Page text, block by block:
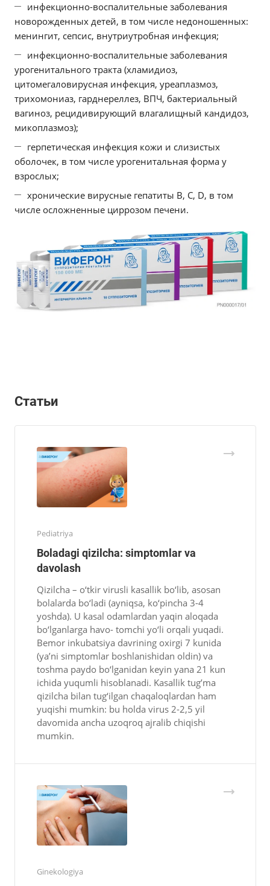
инфекционно-воспалительные заболевания
новорожденных детей, в том числе недоношенных:
менингит, сепсис, внутриутробная инфекция;
инфекционно-воспалительные заболевания
урогенитального тракта (хламидиоз,
цитомегаловирусная инфекция, уреаплазмоз,
трихомониаз, гарднереллез, ВПЧ, бактериальный
вагиноз, рецидивирующий влагалищный кандидоз,
микоплазмоз);
герпетическая инфекция кожи и слизистых
оболочек, в том числе урогенитальная форма у
взрослых;
хронические вирусные гепатиты В, С, D, в том
числе осложненные циррозом печени.
Статьи
Pediatriya
Boladagi qizilcha: simptomlar va
davolash
Qizilcha – o‘tkir virusli kasallik bo‘lib, asosan
bolalarda bo‘ladi (ayniqsa, ko‘pincha 3-4
yoshda). U kasal odamlardan yaqin aloqada
bo‘lganlarga havo- tomchi yo‘li orqali yuqadi.
Bemor inkubatsiya davrining oxirgi 7 kunida
(ya’ni simptomlar boshlanishidan oldin) va
toshma paydo bo‘lganidan keyin yana 21 kun
ichida yuqumli hisoblanadi. Kasallik tug’ma
qizilcha bilan tug‘ilgan chaqaloqlardan ham
yuqishi mumkin: bu holda virus 2-2,5 yil
davomida ancha uzoqroq ajralib chiqishi
mumkin.
Ginekologiya